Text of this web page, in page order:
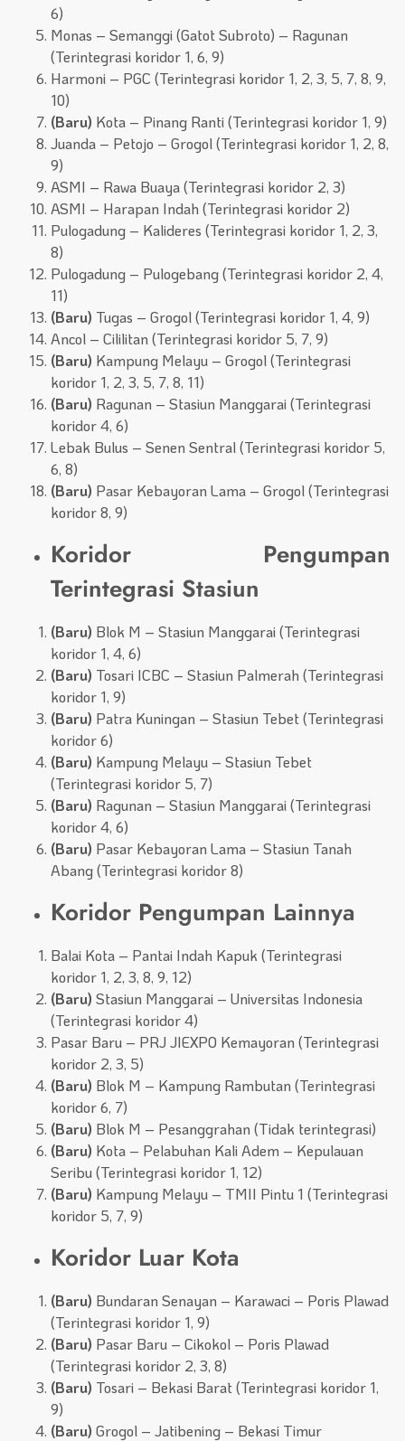
6)
Monas – Semanggi (Gatot Subroto) – Ragunan
(Terintegrasi koridor 1, 6, 9)
Harmoni – PGC (Terintegrasi koridor 1, 2, 3, 5, 7, 8, 9,
10)
(Baru) Kota – Pinang Ranti (Terintegrasi koridor 1, 9)
Juanda – Petojo – Grogol (Terintegrasi koridor 1, 2, 8,
9)
ASMI – Rawa Buaya (Terintegrasi koridor 2, 3)
ASMI – Harapan Indah (Terintegrasi koridor 2)
Pulogadung – Kalideres (Terintegrasi koridor 1, 2, 3,
8)
Pulogadung – Pulogebang (Terintegrasi koridor 2, 4,
11)
(Baru) Tugas – Grogol (Terintegrasi koridor 1, 4, 9)
Ancol – Cililitan (Terintegrasi koridor 5, 7, 9)
(Baru) Kampung Melayu – Grogol (Terintegrasi
koridor 1, 2, 3, 5, 7, 8, 11)
(Baru) Ragunan – Stasiun Manggarai (Terintegrasi
koridor 4, 6)
Lebak Bulus – Senen Sentral (Terintegrasi koridor 5,
6, 8)
(Baru) Pasar Kebayoran Lama – Grogol (Terintegrasi
koridor 8, 9)
Koridor Pengumpan
Terintegrasi Stasiun
(Baru) Blok M – Stasiun Manggarai (Terintegrasi
koridor 1, 4, 6)
(Baru) Tosari ICBC – Stasiun Palmerah (Terintegrasi
koridor 1, 9)
(Baru) Patra Kuningan – Stasiun Tebet (Terintegrasi
koridor 6)
(Baru) Kampung Melayu – Stasiun Tebet
(Terintegrasi koridor 5, 7)
(Baru) Ragunan – Stasiun Manggarai (Terintegrasi
koridor 4, 6)
(Baru) Pasar Kebayoran Lama – Stasiun Tanah
Abang (Terintegrasi koridor 8)
Koridor Pengumpan Lainnya
Balai Kota – Pantai Indah Kapuk (Terintegrasi
koridor 1, 2, 3, 8, 9, 12)
(Baru) Stasiun Manggarai – Universitas Indonesia
(Terintegrasi koridor 4)
Pasar Baru – PRJ JIEXPO Kemayoran (Terintegrasi
koridor 2, 3, 5)
(Baru) Blok M – Kampung Rambutan (Terintegrasi
koridor 6, 7)
(Baru) Blok M – Pesanggrahan (Tidak terintegrasi)
(Baru) Kota – Pelabuhan Kali Adem – Kepulauan
Seribu (Terintegrasi koridor 1, 12)
(Baru) Kampung Melayu – TMII Pintu 1 (Terintegrasi
koridor 5, 7, 9)
Koridor Luar Kota
(Baru) Bundaran Senayan – Karawaci – Poris Plawad
(Terintegrasi koridor 1, 9)
(Baru) Pasar Baru – Cikokol – Poris Plawad
(Terintegrasi koridor 2, 3, 8)
(Baru) Tosari – Bekasi Barat (Terintegrasi koridor 1,
9)
(Baru) Grogol – Jatibening – Bekasi Timur